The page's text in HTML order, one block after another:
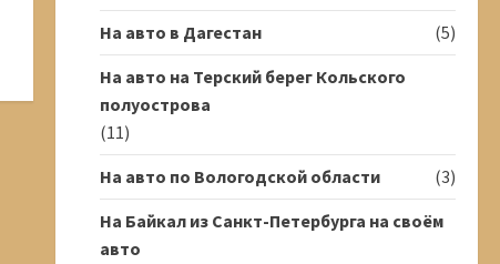
На авто в Дагестан
(5)
На авто на Терский берег Кольского
полуострова
(11)
На авто по Вологодской области
(3)
На Байкал из Санкт-Петербурга на своём
авто